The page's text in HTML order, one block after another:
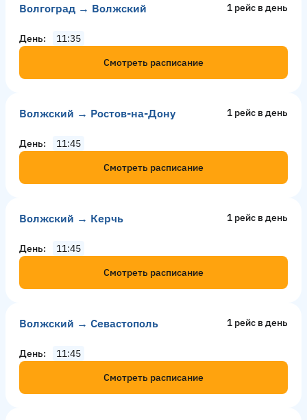
Волгоград → Волжский 1 рейс в день
День
11:35
Смотреть расписание
Волжский → Ростов-на-Дону 1 рейс в день
День
11:45
Смотреть расписание
Волжский → Керчь 1 рейс в день
День
11:45
Смотреть расписание
Волжский → Севастополь 1 рейс в день
День
11:45
Смотреть расписание